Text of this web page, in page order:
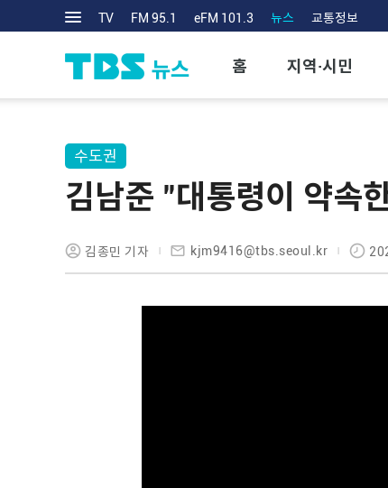
TV FM 95.1 eFM 101.3 뉴스 교통정보
홈 지역·시민
수도권
김남준 "대통령이 약속
김종민 기자 kjm9416@tbs.seoul.kr